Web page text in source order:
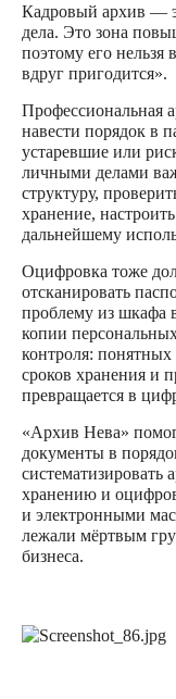
Кадровый архив —
дела. Это зона
поэтому его нельзя
вдруг пригодится».
Профессиональная
навести порядок в
устаревшие или
личными делами
структуру,
хранение,
дальнейшему
Оцифровка тоже
отсканировать
проблему из шкафа
копии
контроля:
сроков хранения и
превращается в
«Архив Нева»
документы в
систематизировать
хранению и
и электронными
лежали мёртвым
бизнеса.